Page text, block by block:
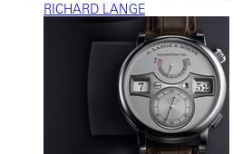
RICHARD LANGE